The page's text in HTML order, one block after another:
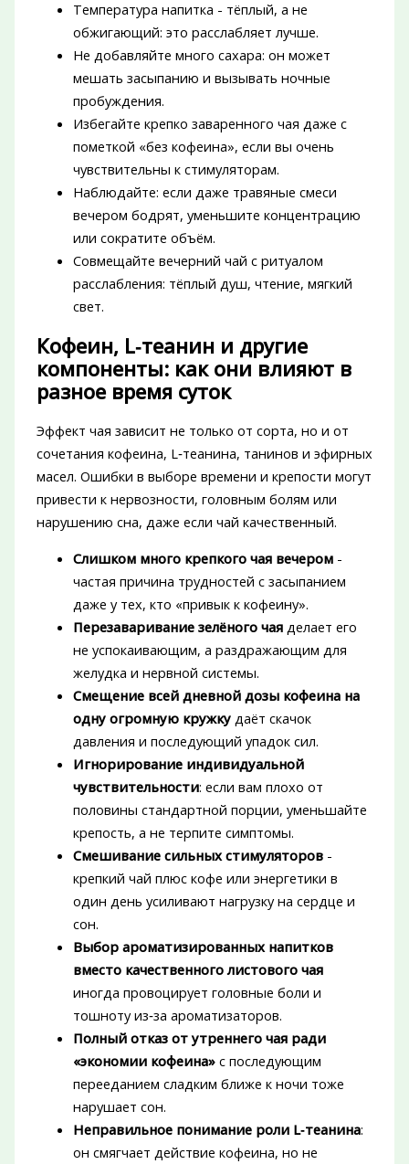
Температура напитка - тёплый, а не
обжигающий: это расслабляет лучше.
Не добавляйте много сахара: он может
мешать засыпанию и вызывать ночные
пробуждения.
Избегайте крепко заваренного чая даже с
пометкой «без кофеина», если вы очень
чувствительны к стимуляторам.
Наблюдайте: если даже травяные смеси
вечером бодрят, уменьшите концентрацию
или сократите объём.
Совмещайте вечерний чай с ритуалом
расслабления: тёплый душ, чтение, мягкий
свет.
Кофеин, L‑теанин и другие
компоненты: как они влияют в
разное время суток
Эффект чая зависит не только от сорта, но и от
сочетания кофеина, L‑теанина, танинов и эфирных
масел. Ошибки в выборе времени и крепости могут
привести к нервозности, головным болям или
нарушению сна, даже если чай качественный.
Слишком много крепкого чая вечером-
частая причина трудностей с засыпанием
даже у тех, кто «привык к кофеину».
Перезаваривание зелёного чаяделает его
не успокаивающим, а раздражающим для
желудка и нервной системы.
Смещение всей дневной дозы кофеина на
одну огромную кружкудаёт скачок
давления и последующий упадок сил.
Игнорирование индивидуальной
чувствительности: если вам плохо от
половины стандартной порции, уменьшайте
крепость, а не терпите симптомы.
Смешивание сильных стимуляторов-
крепкий чай плюс кофе или энергетики в
один день усиливают нагрузку на сердце и
сон.
Выбор ароматизированных напитков
вместо качественного листового чая
иногда провоцирует головные боли и
тошноту из‑за ароматизаторов.
Полный отказ от утреннего чая ради
«экономии кофеина»с последующим
перееданием сладким ближе к ночи тоже
нарушает сон.
Неправильное понимание роли L‑теанина:
он смягчает действие кофеина, но не